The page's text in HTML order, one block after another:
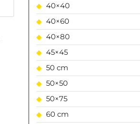
40×40
40×60
40×80
45×45
50 cm
50×50
50×75
60 cm